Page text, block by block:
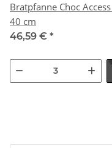
Bratpfanne Choc
40 cm
46,59 € *